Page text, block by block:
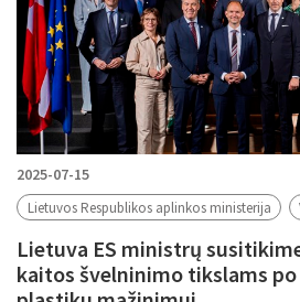
2025-07-15
Lietuvos Respublikos aplinkos ministerija
Lietuva ES ministrų
kaitos švelninimo tikslams po